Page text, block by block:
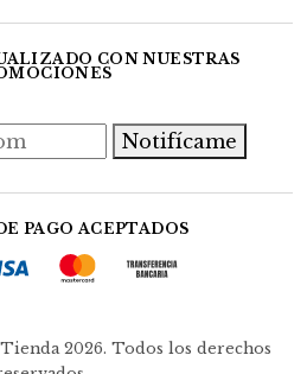
CON NUESTRAS
Notifícame
PAGO ACEPTADOS
2026. Todos los derechos